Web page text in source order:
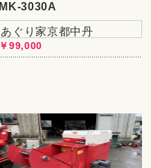
MK-3030A
あぐり家京都中丹
￥99,000